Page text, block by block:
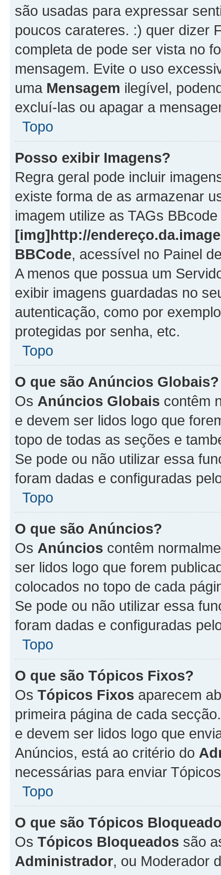
são usadas para expressar
poucos carateres. :) quer dizer
completa de pode ser vista no
mensagem. Evite o uso
uma Mensagem ilegível,
excluí-las ou apagar a
Topo
Posso exibir Imagens?
Regra geral pode incluir
existe forma de as armazenar
imagem utilize as TAGs BBcode
[img]http://
BBCode, acessível no Painel
A menos que possua um
exibir imagens guardadas no
autenticação, como por
protegidas por senha, etc.
Topo
O que são Anúncios Globais?
Os Anúncios Globais contêm
e devem ser lidos logo que
topo de todas as seções e
Se pode ou não utilizar essa
foram dadas e configuradas
Topo
O que são Anúncios?
Os Anúncios contêm
ser lidos logo que forem
colocados no topo de cada
Se pode ou não utilizar essa
foram dadas e configuradas
Topo
O que são Tópicos Fixos?
Os Tópicos Fixos aparecem
primeira página de cada
e devem ser lidos logo que
Anúncios, está ao critério do
necessárias para enviar
Topo
O que são Tópicos
Os Tópicos Bloqueados são
Administrador, ou Moderador